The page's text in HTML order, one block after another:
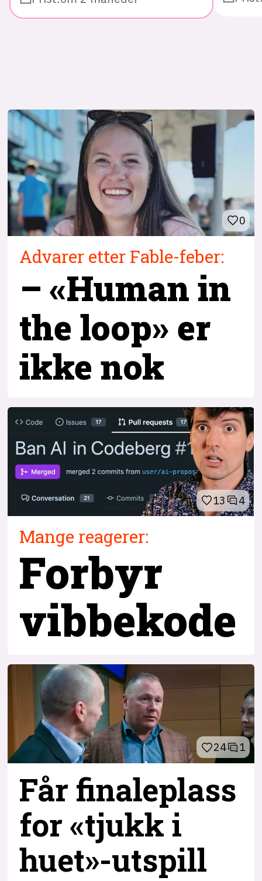
0
Advarer etter Fable-feber:
– «Human in
the loop» er
ikke nok
13 4
Mange reagerer:
Forbyr
vibbekode
24 1
Får finaleplass
for «tjukk i
huet»-utspill